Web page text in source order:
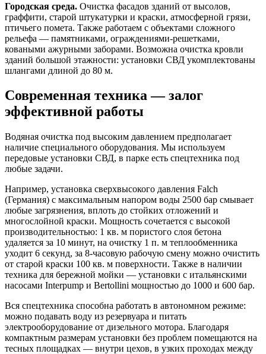
Городская среда. Очистка фасадов зданий от высолов,
граффити, старой штукатурки и краски, атмосферной грязи,
птичьего помета. Также работаем с объектами сложного
рельефа — памятниками, ограждениями-решетками,
коваными ажурными заборами. Возможна очистка кровли
зданий большой этажности: установки СВД укомплектованы
шлангами длиной до 80 м.
Современная техника — залог
эффективной работы
Водяная очистка под высоким давлением предполагает
наличие специального оборудования. Мы используем
передовые установки СВД, в парке есть спецтехника под
любые задачи.
Например, установка сверхвысокого давления Falch
(Германия) с максимальным напором воды 2500 бар смывает
любые загрязнения, вплоть до стойких отложений и
многослойной краски. Мощность сочетается с высокой
производительностью: 1 кв. м пористого слоя бетона
удаляется за 10 минут, на очистку 1 п. м теплообменника
уходит 6 секунд, за 8-часовую рабочую смену можно очистить
от старой краски 100 кв. м поверхности. Также в наличии
техника для бережной мойки — установки с итальянскими
насосами Interpump и Bertollini мощностью до 1000 и 600 бар.
Вся спецтехника способна работать в автономном режиме:
можно подавать воду из резервуара и питать
электрооборудование от дизельного мотора. Благодаря
компактным размерам установки без проблем помещаются на
тесных площадках — внутри цехов, в узких проходах между